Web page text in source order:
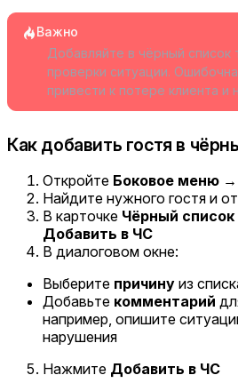
Важно
Добавляйте в чёрный список
проверки ситуации.
привести к потере клиента и
Как добавить гостя в
Откройте Боковое меню →
Найдите нужного гостя и
В карточке Чёрный список
Добавить в ЧС
В диалоговом окне:
Выберите причину из
Добавьте комментарий
например, опишите
нарушения
Нажмите Добавить в ЧС